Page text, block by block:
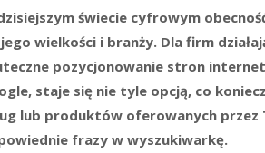
świecie cyfrowym
wielkości i branży. Dla firm
pozycjonowanie stron
staje się nie tyle opcją, co
lub produktów oferowanych przez
frazy w wyszukiwarkę.